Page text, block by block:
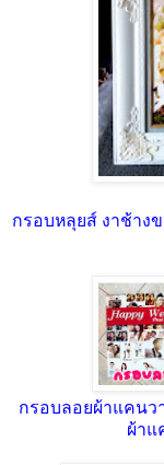
กรอบหลุยส์ งาช้าง
กรอบลอยผ้าแคนว
ผ้าแ